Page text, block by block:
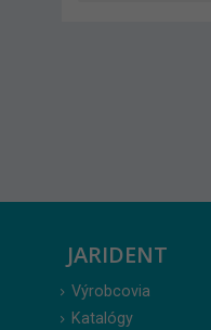
JARIDENT
Výrobcovia
Katalógy